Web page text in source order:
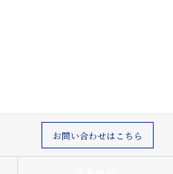
お問い合わせはこちら